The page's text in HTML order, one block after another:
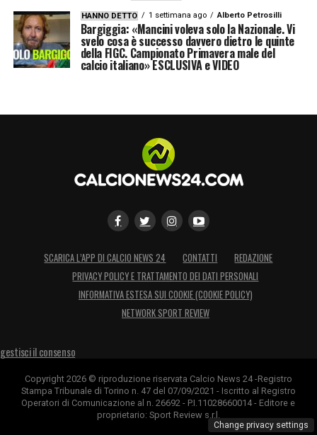
HANNO DETTO 1 settimana ago Alberto Petrosilli
Bargiggia: «Mancini voleva solo la Nazionale. Vi
svelo cosa è successo davvero dietro le quinte
della FIGC. Campionato Primavera male del
calcio italiano» ESCLUSIVA e VIDEO
SCARICA L’APP DI CALCIO NEWS 24 CONTATTI
REDAZIONE
PRIVACY POLICY E TRATTAMENTO DEI DATI PERSONALI
INFORMATIVA ESTESA SUI COOKIE (COOKIE POLICY)
NETWORK SPORT REVIEW
gestisci il consenso
Copyright 2026 © riproduzione riservata Calcio News 24 -Registro
Stampa Tribunale di Torino n. 47 del 07/09/2021 - Iscritto al Registro
Operatori di Comunicazione al n. 26692 - P.I.11028660014 - Editore e
proprietario: Sport Review s.r.l.
Change privacy settings